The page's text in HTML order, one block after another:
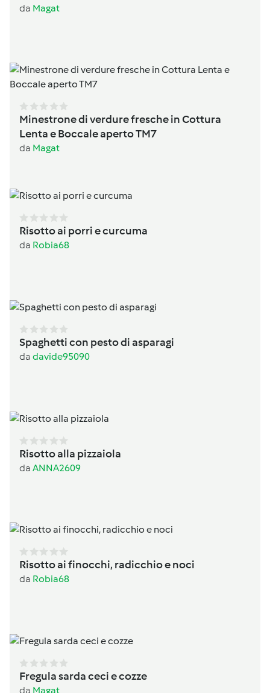
da Magat
Minestrone di verdure fresche in Cottura
Lenta e Boccale aperto TM7
da Magat
Risotto ai porri e curcuma
da Robia68
Spaghetti con pesto di asparagi
da davide95090
Risotto alla pizzaiola
da ANNA2609
Risotto ai finocchi, radicchio e noci
da Robia68
Fregula sarda ceci e cozze
da Magat